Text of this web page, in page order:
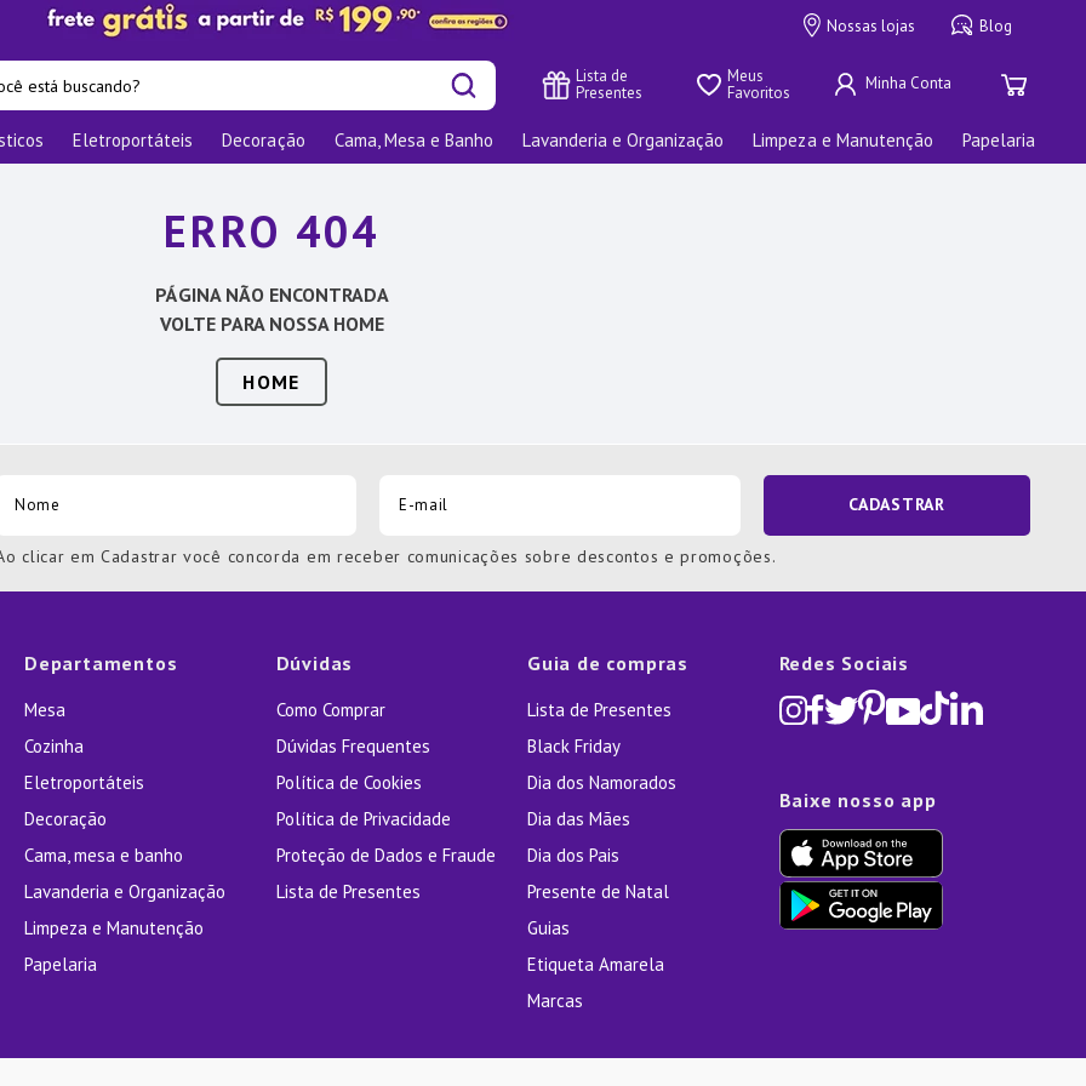
Nossas lojas Blog
está buscando?
Lista de
Presentes
Meus
Favoritos
Eletroportáteis Decoração Cama, Mesa e Banho Lavanderia e Organização Limpeza e Manutenção Papelaria
ERRO 404
PÁGINA NÃO ENCONTRADA
VOLTE PARA NOSSA HOME
HOME
CADASTRAR
clicar em Cadastrar você concorda em receber comunicações sobre descontos e promoções.
Departamentos
Mesa
Cozinha
Eletroportáteis
Decoração
Cama, mesa e banho
Lavanderia e Organização
Limpeza e Manutenção
Papelaria
Dúvidas
Como Comprar
Dúvidas Frequentes
Política de Cookies
Política de Privacidade
Proteção de Dados e Fraude
Lista de Presentes
Guia de compras
Lista de Presentes
Black Friday
Dia dos Namorados
Dia das Mães
Dia dos Pais
Presente de Natal
Guias
Etiqueta Amarela
Marcas
Redes Sociais
Baixe nosso app
buscados